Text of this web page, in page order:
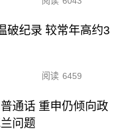
破纪录 较常年高约3
阅读 6459
通话 重申仍倾向政
问题